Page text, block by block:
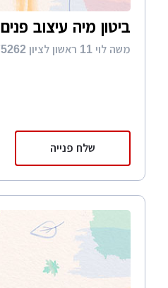
ביטון מיה עיצוב פנים
משה לוי 11 ראשון לציון 75262
שלח פנייה